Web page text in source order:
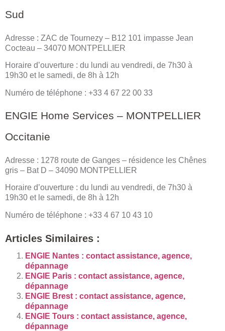
Sud
Adresse : ZAC de Tournezy – B12 101 impasse Jean
Cocteau – 34070 MONTPELLIER
Horaire d’ouverture : du lundi au vendredi, de 7h30 à
19h30 et le samedi, de 8h à 12h
Numéro de téléphone : +33 4 67 22 00 33
ENGIE Home Services – MONTPELLIER
Occitanie
Adresse : 1278 route de Ganges – résidence les Chênes
gris – Bat D – 34090 MONTPELLIER
Horaire d’ouverture : du lundi au vendredi, de 7h30 à
19h30 et le samedi, de 8h à 12h
Numéro de téléphone : +33 4 67 10 43 10
Articles Similaires :
ENGIE Nantes : contact assistance, agence,
dépannage
ENGIE Paris : contact assistance, agence,
dépannage
ENGIE Brest : contact assistance, agence,
dépannage
ENGIE Tours : contact assistance, agence,
dépannage